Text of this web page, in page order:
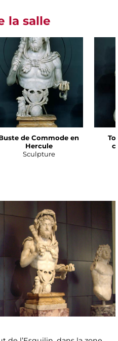
la salle
de Commode en
Hercule
Sculpture